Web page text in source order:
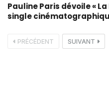
Pauline Paris dévoile «
single
PRÉCÉDENT SUIVANT